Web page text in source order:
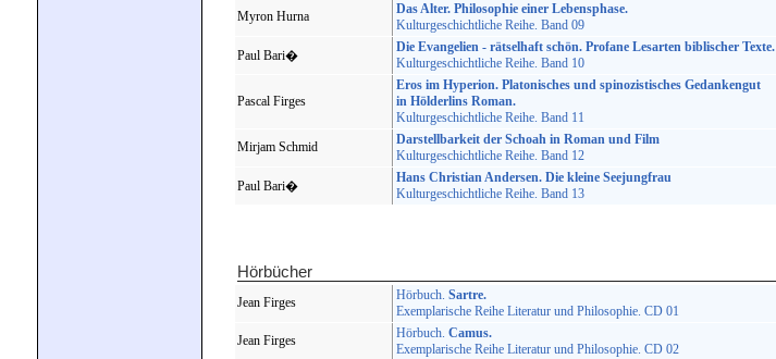
Myron Hurna
Das Alter. Philosophie einer Lebensphase.
Kulturgeschichtliche Reihe. Band 09
Paul Bari�
Die Evangelien - rätselhaft schön. Profane Lesarten biblischer Texte.
Kulturgeschichtliche Reihe. Band 10
Pascal Firges
Eros im Hyperion. Platonisches und spinozistisches Gedankengut
in Hölderlins Roman.
Kulturgeschichtliche Reihe. Band 11
Mirjam Schmid
Darstellbarkeit der Schoah in Roman und Film
Kulturgeschichtliche Reihe. Band 12
Paul Bari�
Hans Christian Andersen. Die kleine Seejungfrau
Kulturgeschichtliche Reihe. Band 13
Hörbücher
Jean Firges Hörbuch. Sartre.
Exemplarische Reihe Literatur und Philosophie. CD 01
Jean Firges Hörbuch. Camus.
Exemplarische Reihe Literatur und Philosophie. CD 02